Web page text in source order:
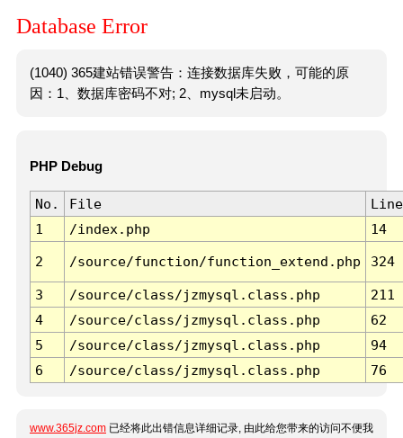
Database Error
(1040) 365建站错误警告：连接数据库失败，可能的原
因：1、数据库密码不对; 2、mysql未启动。
PHP Debug
No. File
Line
1
/index.php 14
2 /source/function/function_extend.php 324
3 /source/class/jzmysql.class.php
211
4
/source/class/jzmysql.class.php
62
5
/source/class/jzmysql.class.php
94
6
/source/class/jzmysql.class.php 76
www.365jz.com 已经将此出错信息详细记录, 由此给您带来的访问不便我